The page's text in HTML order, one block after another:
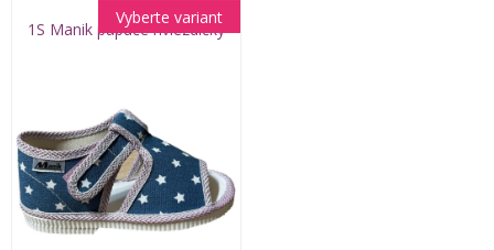
1S Manik papuče hviezdičky
Vyberte variant